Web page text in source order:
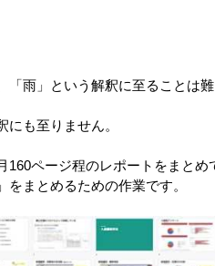
雨」という解釈に至ることは難
も至りません。
ページ程のレポートをまとめ
をまとめるための作業です。